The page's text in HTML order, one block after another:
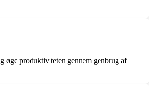
øge produktiviteten gennem genbrug af